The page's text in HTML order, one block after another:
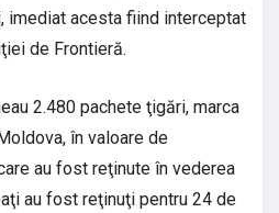
imediat acesta fiind interceptat
de Frontieră.
2.480 pachete ţigări, marca
în valoare de
au fost reţinute în vederea
au fost reţinuţi pentru 24 de